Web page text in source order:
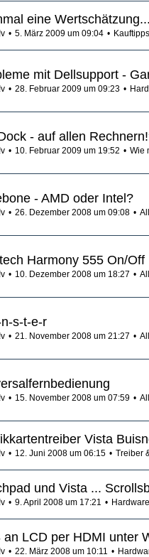
eine Wertschätzung...
5. März 2009 um 09:04
mit Dellsupport -
28. Februar 2009 um 09:23
- auf allen
10. Februar 2009 um 19:52 Wie
- AMD oder Intel?
26. Dezember 2008 um 09:08
Harmony 555 On/Off
10. Dezember 2008 um 18:27
s-t-e-r
21. November 2008 um 21:27
15. November 2008 um 07:59
Vista
12. Juni 2008 um 06:15 Treiber
und Vista ...
9. April 2008 um 17:21
an LCD per HDMI unter
22. März 2008 um 10:11